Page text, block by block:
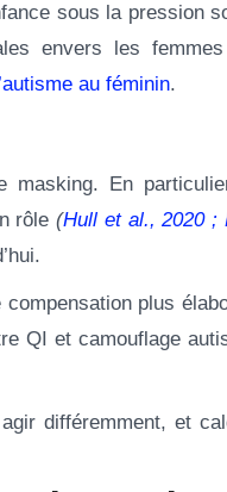
sous la pression
envers les
l’autisme au féminin.
masking. En
rôle (Hull et al., 2020 ;
plus
QI et camouflage
différemment, et